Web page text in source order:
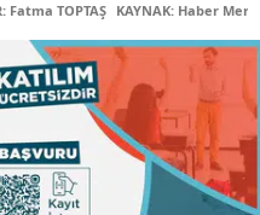
Fatma TOPTAŞ KAYNAK: Haber